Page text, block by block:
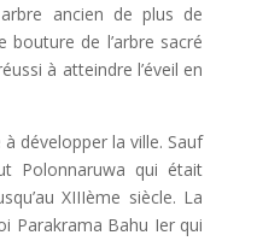
ancien de plus de
bouture de l’arbre sacré
à atteindre l’éveil en
la ville. Sauf
Polonnaruwa qui était
XIIIème siècle. La
Parakrama Bahu Ier qui